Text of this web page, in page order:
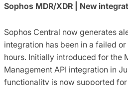
Sophos MDR/XDR | New
Sophos Central now generates
integration has been in a failed
hours. Initially introduced for the
Management API integration in
functionality is now supported